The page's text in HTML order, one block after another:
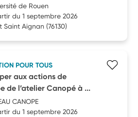
de Rouen
du 1 septembre 2026
Saint Aignan (76130)
POUR TOUS
aux actions de
de l’atelier Canopé à ...
CANOPE
du 1 septembre 2026